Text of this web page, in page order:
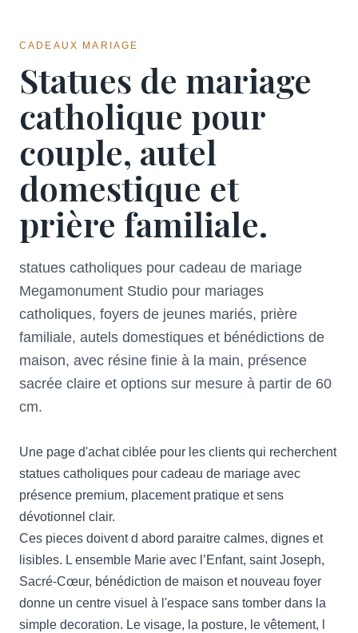
CADEAUX MARIAGE
Statues de mariage
catholique pour
couple, autel
domestique et
prière familiale.
statues catholiques pour cadeau de mariage
Megamonument Studio pour mariages
catholiques, foyers de jeunes mariés, prière
familiale, autels domestiques et bénédictions de
maison, avec résine finie à la main, présence
sacrée claire et options sur mesure à partir de 60
cm.
Une page d'achat ciblée pour les clients qui recherchent
statues catholiques pour cadeau de mariage avec
présence premium, placement pratique et sens
dévotionnel clair.
Ces pieces doivent d abord paraitre calmes, dignes et
lisibles. L ensemble Marie avec l’Enfant, saint Joseph,
Sacré-Cœur, bénédiction de maison et nouveau foyer
donne un centre visuel à l'espace sans tomber dans la
simple decoration. Le visage, la posture, le vêtement, l